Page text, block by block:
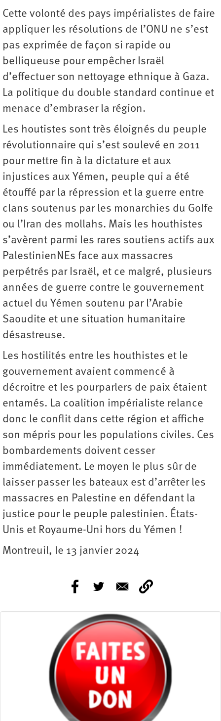
Cette volonté des pays impérialistes de faire
appliquer les résolutions de l’ONU ne s’est
pas exprimée de façon si rapide ou
belliqueuse pour empêcher Israël
d’effectuer son nettoyage ethnique à Gaza.
La politique du double standard continue et
menace d’embraser la région.
Les houtistes sont très éloignés du peuple
révolutionnaire qui s’est soulevé en 2011
pour mettre fin à la dictature et aux
injustices aux Yémen, peuple qui a été
étouffé par la répression et la guerre entre
clans soutenus par les monarchies du Golfe
ou l’Iran des mollahs. Mais les houthistes
s’avèrent parmi les rares soutiens actifs aux
PalestinienNEs face aux massacres
perpétrés par Israël, et ce malgré, plusieurs
années de guerre contre le gouvernement
actuel du Yémen soutenu par l’Arabie
Saoudite et une situation humanitaire
désastreuse.
Les hostilités entre les houthistes et le
gouvernement avaient commencé à
décroitre et les pourparlers de paix étaient
entamés. La coalition impérialiste relance
donc le conflit dans cette région et affiche
son mépris pour les populations civiles. Ces
bombardements doivent cesser
immédiatement. Le moyen le plus sûr de
laisser passer les bateaux est d’arrêter les
massacres en Palestine en défendant la
justice pour le peuple palestinien. États-
Unis et Royaume-Uni hors du Yémen !
Montreuil, le 13 janvier 2024